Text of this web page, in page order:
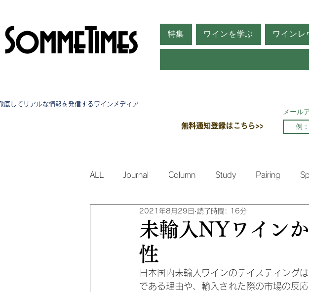
SommeTimes 特集 ワインを学ぶ ワインレ
底してリアルな情報を発信する​ワインメディア
無料通知登録はこちら>>
メール
ALL Journal Column Study Pairing
Side Stories
未輸入NYワイン
性
2021年8月29日 読了時間: 16分
日本国内未輸入ワインのテイスティングは
である理由や、輸入された際の市場の反応